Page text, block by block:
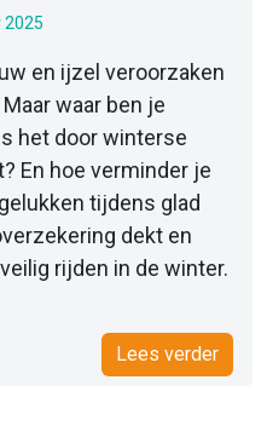
2025
en ijzel veroorzaken
waar ben je
het door winterse
En hoe verminder je
tijdens glad
dekt en
rijden in de winter.
Lees verder